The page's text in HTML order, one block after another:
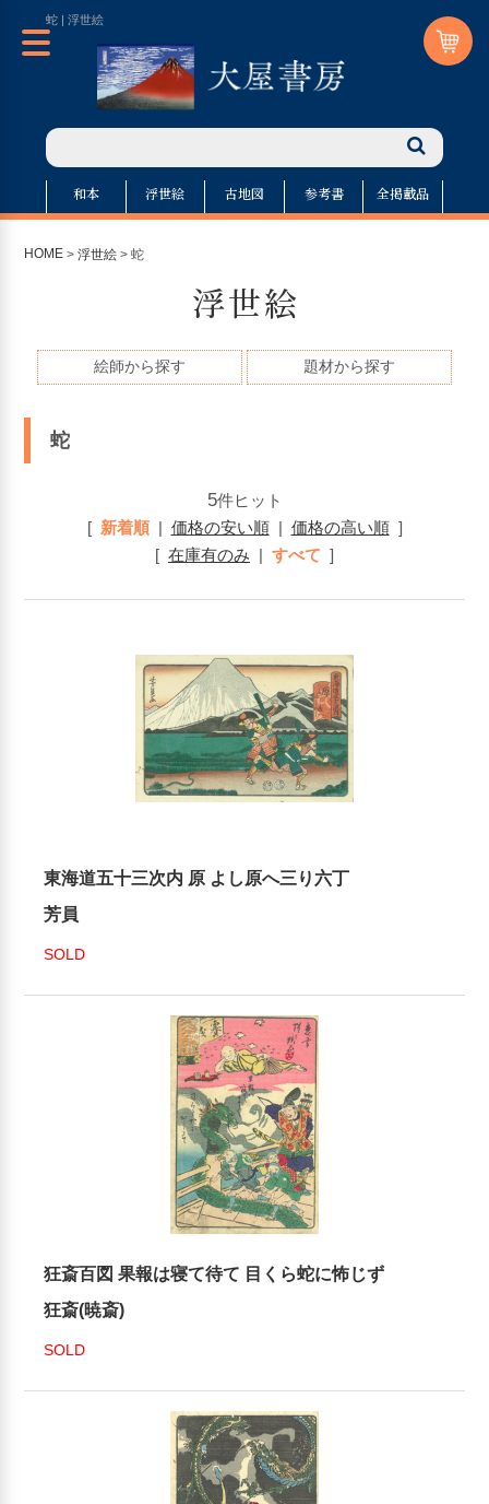
蛇 | 浮世絵
和本 浮世絵 古地図 参考書 全掲載品
HOME >浮世絵 > 蛇
浮世絵
絵師から探す 題材から探す
蛇
5件ヒット
[ 新着順| 価格の安い順| 価格の高い順]
[ 在庫有のみ | すべて ]
東海道五十三次内 原 よし原へ三り六丁
芳員
SOLD
狂斎百図 果報は寝て待て 目くら蛇に怖じず
狂斎(暁斎)
SOLD